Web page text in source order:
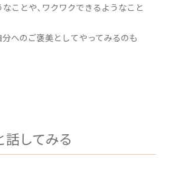
ことや、ワクワクできるようなこと
へのご褒美としてやってみるのも
してみる